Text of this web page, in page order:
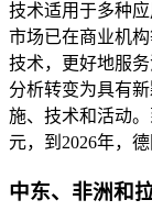
技术适用于多种
市场已在商业机
技术，更好地服
分析转变为具有
施、技术和活动
元，到2026年，
中东、非洲和